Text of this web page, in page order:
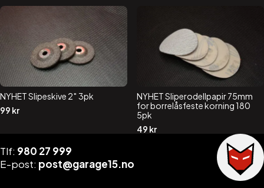
NYHET Slipeskive 2″ 3pk
99 kr
NYHET Sliperodellpapir 75mm
for borrelåsfeste korning 180
5pk
49 kr
Tlf: 980 27 999
E-post: post@garage15.no